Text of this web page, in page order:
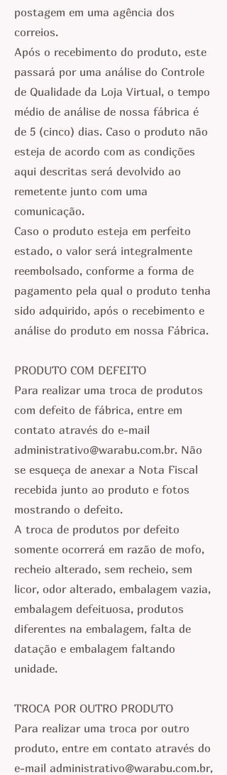
postagem em uma agência dos
correios.
Após o recebimento do produto, este
passará por uma análise do Controle
de Qualidade da Loja Virtual, o tempo
médio de análise de nossa fábrica é
de 5 (cinco) dias. Caso o produto não
esteja de acordo com as condições
aqui descritas será devolvido ao
remetente junto com uma
comunicação.
Caso o produto esteja em perfeito
estado, o valor será integralmente
reembolsado, conforme a forma de
pagamento pela qual o produto tenha
sido adquirido, após o recebimento e
análise do produto em nossa Fábrica.
PRODUTO COM DEFEITO
Para realizar uma troca de produtos
com defeito de fábrica, entre em
contato através do e-mail
administrativo@warabu.com.br. Não
se esqueça de anexar a Nota Fiscal
recebida junto ao produto e fotos
mostrando o defeito.
A troca de produtos por defeito
somente ocorrerá em razão de mofo,
recheio alterado, sem recheio, sem
licor, odor alterado, embalagem vazia,
embalagem defeituosa, produtos
diferentes na embalagem, falta de
datação e embalagem faltando
unidade.
TROCA POR OUTRO PRODUTO
Para realizar uma troca por outro
produto, entre em contato através do
e-mail administrativo@warabu.com.br,